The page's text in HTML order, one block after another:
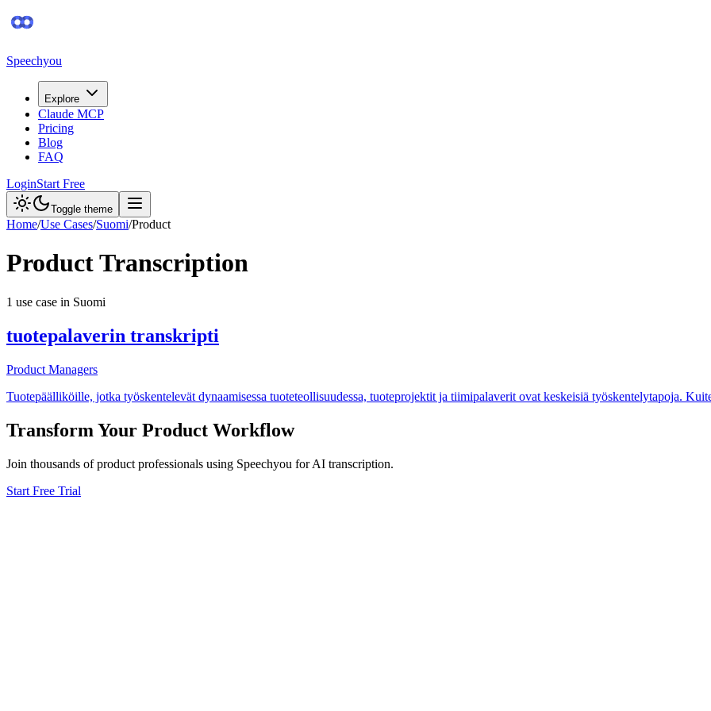
Speechyou
Explore
Claude MCP
Pricing
Blog
FAQ
LoginStart Free
Toggle theme
Home/Use Cases/Suomi/Product
ProductTranscription
1 use case in Suomi
tuotepalaverin transkripti
Product Managers
Tuotepäälliköille, jotka työskentelevät dynaamisessa tuoteteollisuudessa, tuoteprojektit ja tiimipalaverit ovat keskeisiä työskentelytapoja.
Transform Your Product Workflow
Join thousands ofproduct professionals using Speechyou for AI transcription.
Start Free Trial